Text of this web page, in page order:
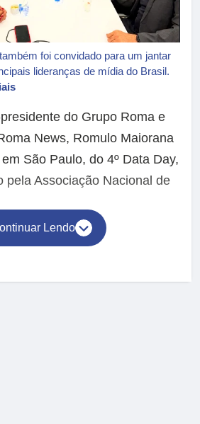
foi convidado para um jantar
lideranças de mídia do Brasil.
do Grupo Roma e
News, Romulo Maiorana
São Paulo, do 4º Data Day,
pela Associação Nacional de
Lendo